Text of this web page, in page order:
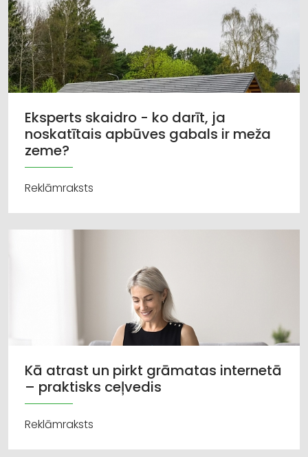
Eksperts skaidro - ko darīt, ja
noskatītais apbūves gabals ir meža
zeme?
Reklāmraksts
Kā atrast un pirkt grāmatas internetā
– praktisks ceļvedis
Reklāmraksts